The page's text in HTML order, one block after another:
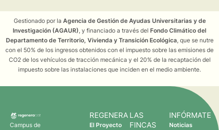
Gestionado por la Agencia de Gestión de Ayudas Universitarias y de
Investigación (AGAUR) , y financiado a través del Fondo Climático del
Departamento de Territorio, Vivienda y Transición Ecológica , que se nutre
con el 50% de los ingresos obtenidos con el impuesto sobre las emisiones de
CO2 de los vehículos de tracción mecánica y el 20% de la recaptación del
impuesto sobre las instalaciones que inciden en el medio ambiente.
Campus de
REGENERA
El Proyecto
LAS
FINCAS
INFÓRMATE
Noticias